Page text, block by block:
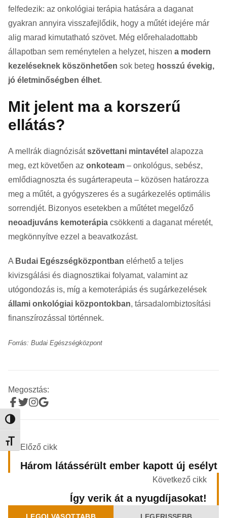
Nagy kontraszt váltása
Betűméret váltása
felfedezik: az onkológiai terápia hatására a daganat
gyakran annyira visszafejlődik, hogy a műtét idejére már
alig marad kimutatható szövet. Még előrehaladottabb
állapotban sem reménytelen a helyzet, hiszen a modern
kezeléseknek köszönhetően sok beteg hosszú évekig,
jó életminőségben élhet.
Mit jelent ma a korszerű
ellátás?
A mellrák diagnózisátszövettani mintavétel alapozza
meg, ezt követően az onkoteam – onkológus, sebész,
emlődiagnoszta és sugárterapeuta – közösen határozza
meg a műtét, a gyógyszeres és a sugárkezelés optimális
sorrendjét. Bizonyos esetekben a műtétet megelőző
neoadjuváns kemoterápia csökkenti a daganat méretét,
megkönnyítve ezzel a beavatkozást.
A Budai Egészségközpontban elérhető a teljes
kivizsgálási és diagnosztikai folyamat, valamint az
utógondozás is, míg a kemoterápiás és sugárkezelések
állami onkológiai központokban, társadalombiztosítási
finanszírozással történnek.
Forrás: Budai Egészségközpont
Megosztás:
Előző cikk
Három látássérült ember kapott új esélyt
Következő cikk
Így verik át a nyugdíjasokat!